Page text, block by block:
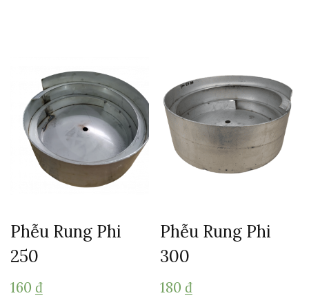
Phễu Rung Phi
250
160 ₫
Phễu Rung Phi
300
180 ₫